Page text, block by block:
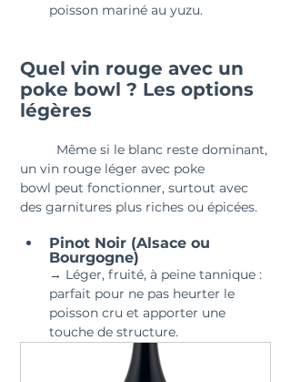
poisson mariné au yuzu.
Quel vin rouge avec un
poke bowl ? Les options
légères
un vin rouge léger avec poke
bowl peut fonctionner, surtout avec
des garnitures plus riches ou épicées.
Pinot Noir (Alsace ou
Bourgogne)
→ Léger, fruité, à peine tannique :
parfait pour ne pas heurter le
poisson cru et apporter une
touche de structure.